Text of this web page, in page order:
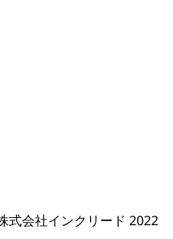
式会社インクリード 2022